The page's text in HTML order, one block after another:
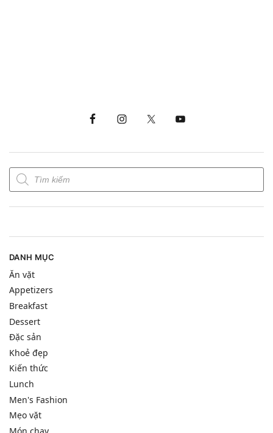
DANH MỤC
Ăn vặt
Appetizers
Breakfast
Dessert
Đặc sản
Khoẻ đẹp
Kiến thức
Lunch
Men's Fashion
Mẹo vặt